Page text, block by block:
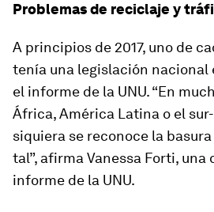
Problemas de reciclaje y
A principios de 2017, uno de
tenía una legislación nacional
el informe de la UNU. “En
África, América Latina o el
siquiera se reconoce la
tal”, afirma Vanessa Forti, una
informe de la UNU.